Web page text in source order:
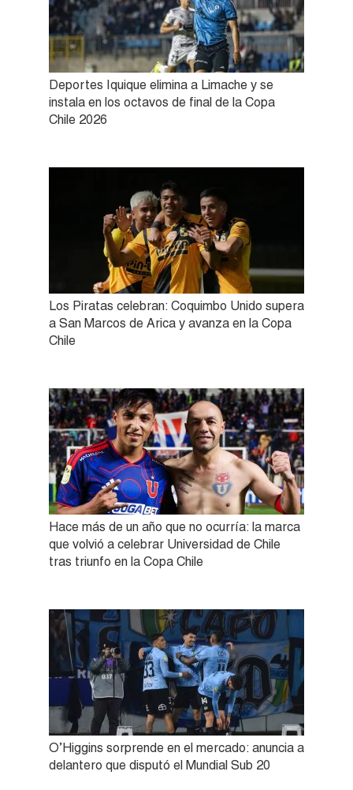
Deportes Iquique elimina a Limache y se
instala en los octavos de final de la Copa
Chile 2026
Los Piratas celebran: Coquimbo Unido supera
a San Marcos de Arica y avanza en la Copa
Chile
Hace más de un año que no ocurría: la marca
que volvió a celebrar Universidad de Chile
tras triunfo en la Copa Chile
O’Higgins sorprende en el mercado: anuncia a
delantero que disputó el Mundial Sub 20